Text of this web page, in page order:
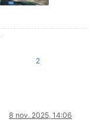
2
8 nov. 2025, 14:06